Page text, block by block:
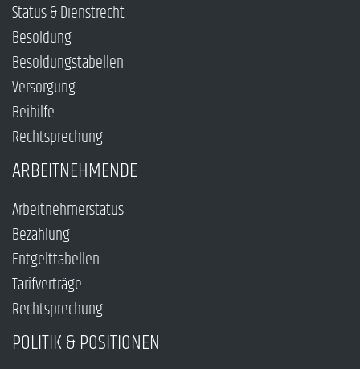
Status & Dienstrecht
Besoldung
Besoldungstabellen
Versorgung
Beihilfe
Rechtsprechung
ARBEITNEHMENDE
Arbeitnehmerstatus
Bezahlung
Entgelttabellen
Tarifverträge
Rechtsprechung
POLITIK & POSITIONEN